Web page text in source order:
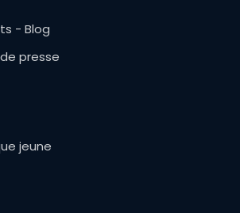
- Blog
presse
jeune